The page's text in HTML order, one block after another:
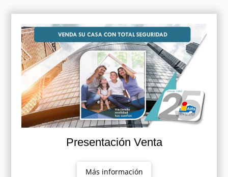
Presentación Venta
Más información